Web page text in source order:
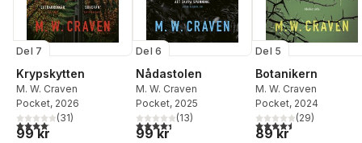
Del 7
Krypskytten
M. W. Craven
Pocket, 2026
4,1utav 5 stjärnor. Totalt antal röster:
(31)
99 kr
Del 6
Nådastolen
M. W. Craven
Pocket, 2025
4,4utav 5 stjärnor. Totalt antal röster:
(13)
99 kr
Del 5
Botanikern
M. W. Craven
Pocket, 2024
4,5utav 5 stjärnor.
(29)
89 kr